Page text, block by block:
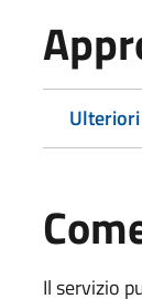
Il servizio